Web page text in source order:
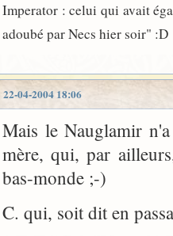
Imperator : celui qui avait
adoubé par Necs hier soir" :D
22-04-2004 18:06
Mais le Nauglamir
mère, qui, par
bas-monde ;-)
C. qui, soit dit en